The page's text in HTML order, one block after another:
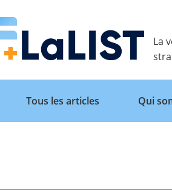
La
Tous les articles Qui